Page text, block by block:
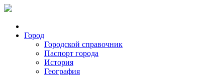
Город
Городской справочник
Паспорт города
История
География